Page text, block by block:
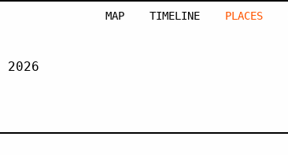
2026
MAP TIMELINE PLACES